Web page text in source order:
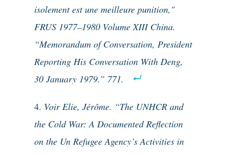
isolement est une meilleure punition,"
FRUS 1977–1980 Volume XIII China.
“Memorandum of Conversation, President
Reporting His Conversation With Deng,
30 January 1979.” 771.
Voir Elie, Jérôme. “The UNHCR and
the Cold War: A Documented Reflection
on the Un Refugee Agency’s Activities in